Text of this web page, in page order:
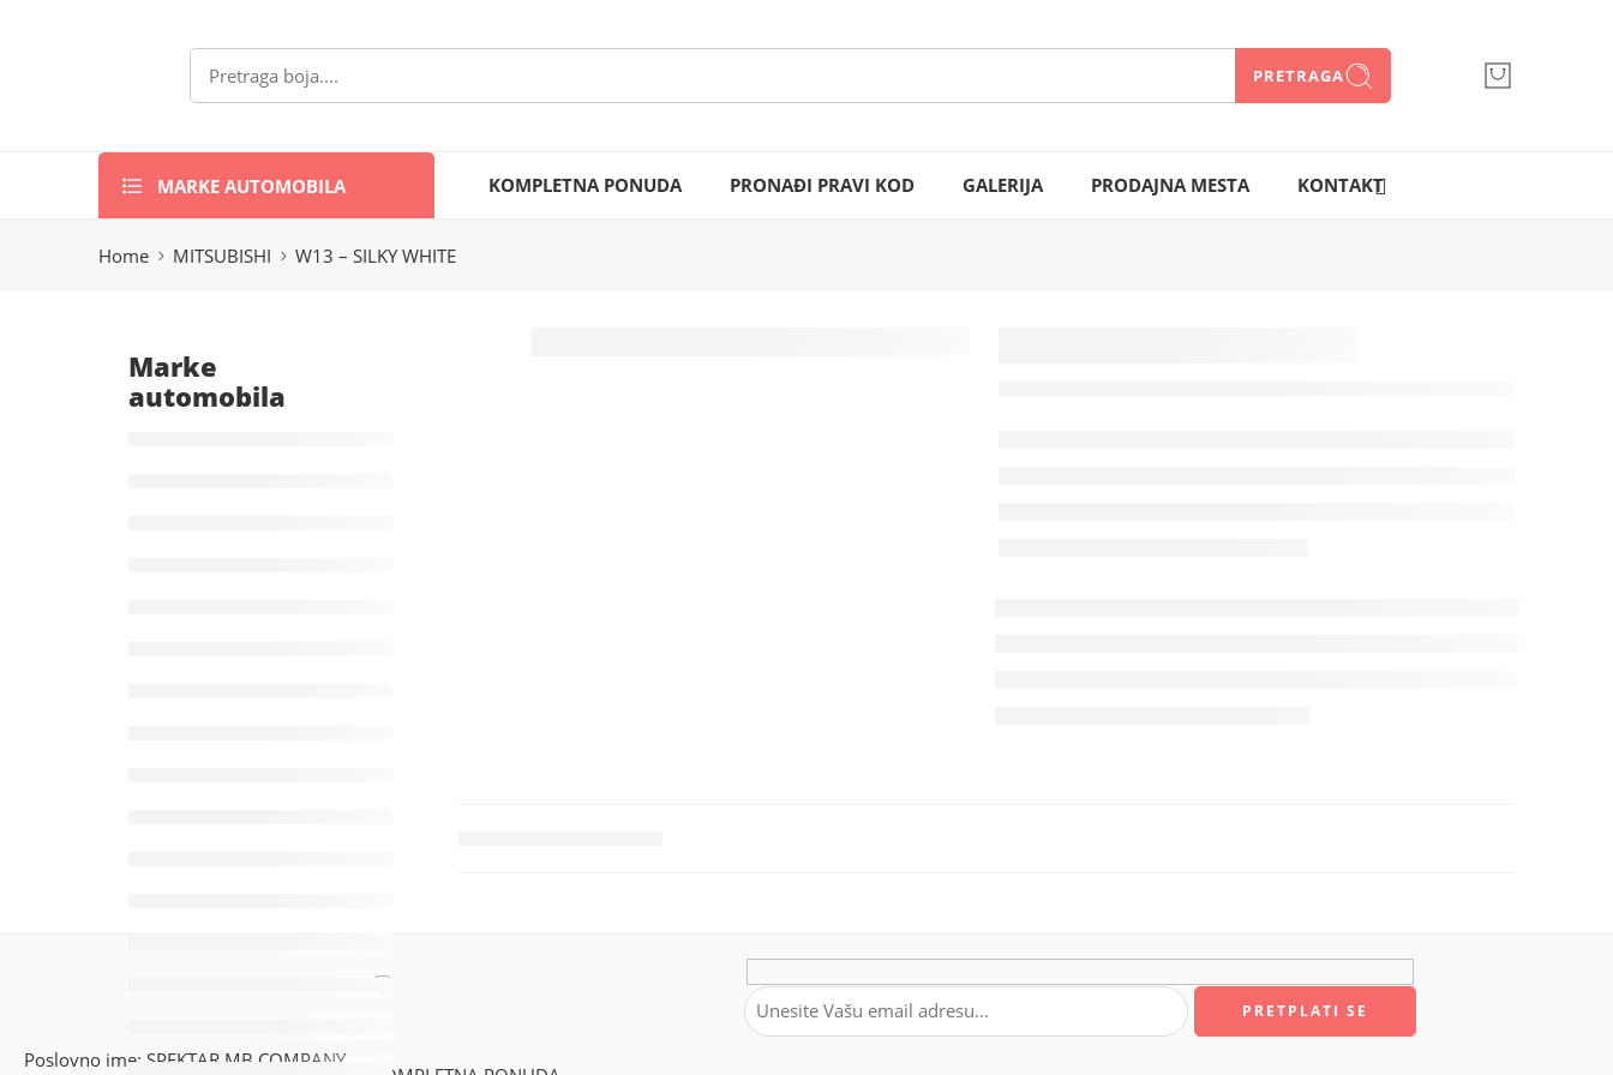
PRETRAGA
MARKE AUTOMOBILA KOMPLETNA PONUDA PRONAĐI PRAVI KOD GALERIJA PRODAJNA MESTA KONTAKT
Home MITSUBISHI W13 – SILKY WHITE
Poslovno ime: SPEKTAR MB COMPANY